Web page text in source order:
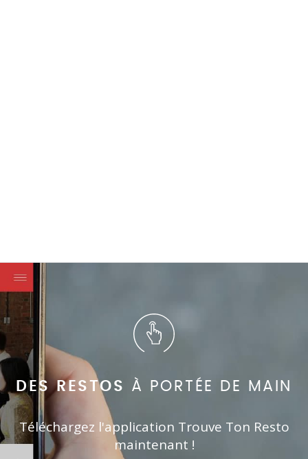
DES RESTOS À PORTÉE DE MAIN
Téléchargez l'application Trouve Ton Resto
maintenant !